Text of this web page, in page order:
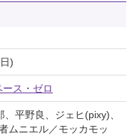
)
ス・ゼロ
平野良、ジェヒ(pixy)、
ムニエル／モッカモッ